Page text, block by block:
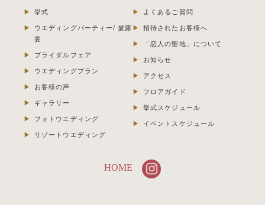
挙式
ウエディングパーティー/ 披露
宴
ブライダルフェア
ウエディングプラン
お客様の声
ギャラリー
フォトウエディング
リゾートウエディング
よくあるご質問
招待されたお客様へ
「恋人の聖地」について
お知らせ
アクセス
フロアガイド
挙式スケジュール
イベントスケジュール
HOME